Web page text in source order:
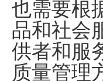
也需要根
品和社会
供者和服
质量管理